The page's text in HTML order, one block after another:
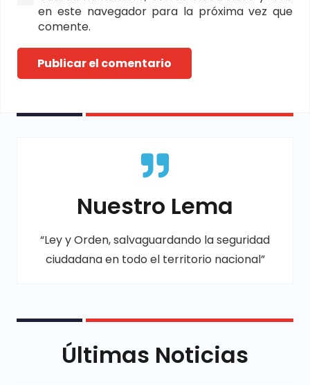
en este navegador para la próxima vez que
comente.
Publicar el comentario
Nuestro Lema
“Ley y Orden, salvaguardando la seguridad
ciudadana en todo el territorio nacional”
Últimas Noticias